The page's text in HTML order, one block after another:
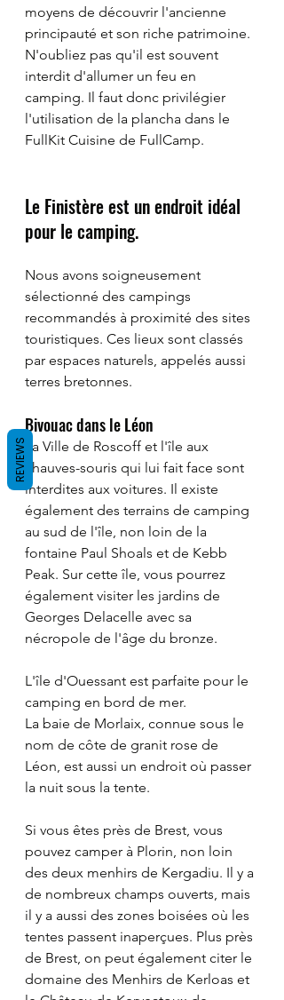
moyens de découvrir l'ancienne
principauté et son riche patrimoine.
N'oubliez pas qu'il est souvent
interdit d'allumer un feu en
camping. Il faut donc privilégier
l'utilisation de la plancha dans le
FullKit Cuisine de FullCamp.
Le Finistère est un endroit idéal
pour le camping.
Nous avons soigneusement
sélectionné des campings
recommandés à proximité des sites
touristiques. Ces lieux sont classés
par espaces naturels, appelés aussi
terres bretonnes.
Bivouac dans le Léon
La Ville de Roscoff et l'île aux
chauves-souris qui lui fait face sont
interdites aux voitures. Il existe
également des terrains de camping
au sud de l'île, non loin de la
fontaine Paul Shoals et de Kebb
Peak. Sur cette île, vous pourrez
également visiter les jardins de
Georges Delacelle avec sa
nécropole de l'âge du bronze.
L'île d'Ouessant est parfaite pour le
camping en bord de mer.
La baie de Morlaix, connue sous le
nom de côte de granit rose de
Léon, est aussi un endroit où passer
la nuit sous la tente.
Si vous êtes près de Brest, vous
pouvez camper à Plorin, non loin
des deux menhirs de Kergadiu. Il y a
de nombreux champs ouverts, mais
il y a aussi des zones boisées où les
tentes passent inaperçues. Plus près
de Brest, on peut également citer le
domaine des Menhirs de Kerloas et
REVIEWS